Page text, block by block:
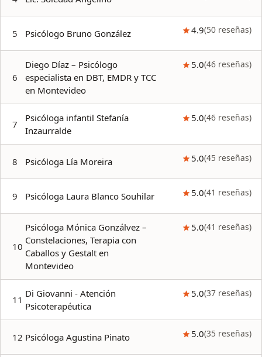
5 Psicólogo Bruno González 4.9(50 reseñas)
6
Diego Díaz – Psicólogo
especialista en DBT, EMDR y TCC
en Montevideo
5.0(46 reseñas)
7
Psicóloga infantil Stefanía
Inzaurralde
5.0(46 reseñas)
8 Psicóloga Lía Moreira 5.0(45 reseñas)
9 Psicóloga Laura Blanco Souhilar 5.0(41 reseñas)
10
Psicóloga Mónica Gonzálvez –
Constelaciones, Terapia con
Caballos y Gestalt en
Montevideo
5.0(41 reseñas)
11
Di Giovanni - Atención
Psicoterapéutica
5.0(37 reseñas)
12 Psicóloga Agustina Pinato 5.0(35 reseñas)